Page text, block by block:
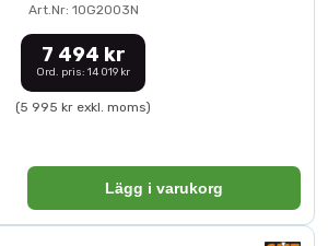
Art.Nr: 10G2003N
7 494 kr
Ord. pris: 14 019 kr
(5 995 kr exkl. moms)
Lägg i varukorg